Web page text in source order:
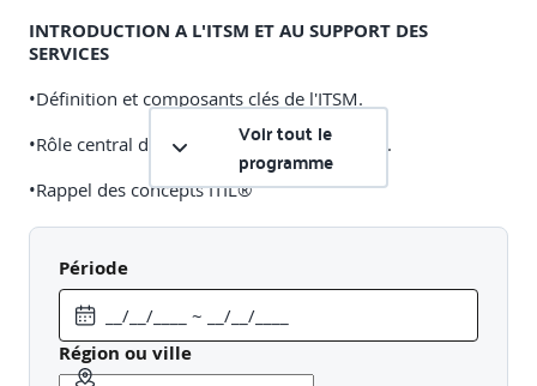
INTRODUCTION A L'ITSM ET AU SUPPORT DES
SERVICES
•Définition et composants clés de l'ITSM.
•Rôle central du support dans la stratégie IT.
•Rappel des concepts ITIL®
•Simulation : Identification des acteurs et des activités à
partir de scénarios réels.
COMPRENDRE LE ROLE DU SERVICE DESK DANS LA DSI,
FACE AUX UTILISATEURS
•Définition et importance du Service Desk au sein de la
Voir tout le
programme
Période
Région ou ville